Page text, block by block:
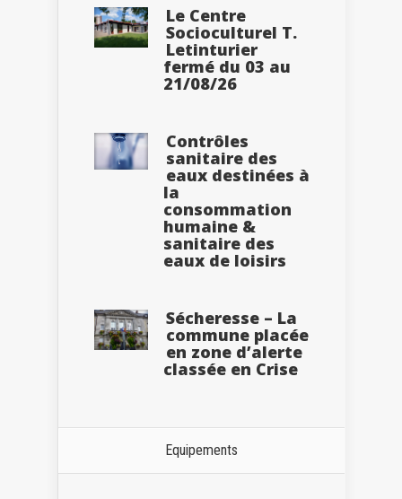
Le Centre
Socioculturel T.
Letinturier
fermé du 03 au
21/08/26
Contrôles
sanitaire des
eaux destinées à
la
consommation
humaine &
sanitaire des
eaux de loisirs
Sécheresse – La
commune placée
en zone d’alerte
classée en Crise
Equipements